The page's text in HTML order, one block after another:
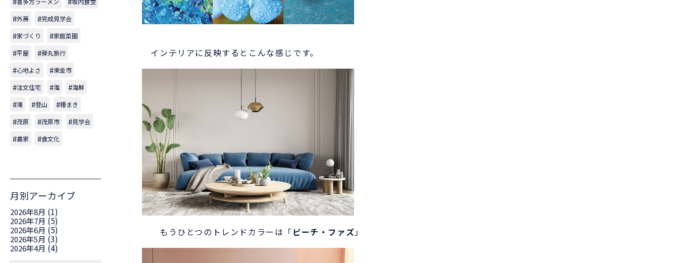
インテリアに反映するとこんな感じです。
もうひとつのトレンドカラーは「 ピーチ・ファズ」
外房
完成見学会
家づくり
家庭菜園
平屋
弾丸旅行
心地よさ
東金市
注文住宅
海
海鮮
滝
登山
種まき
茂原
茂原市
見学会
農家
食文化
月別アーカイブ
2026年8月 (1)
2026年7月 (5)
2026年6月 (5)
2026年5月 (3)
2026年4月 (4)